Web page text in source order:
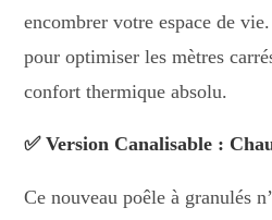
encombrer votre espace de
pour optimiser les mètres
confort thermique absolu.
✅ Version Canalisable :
Ce nouveau poêle à granulés